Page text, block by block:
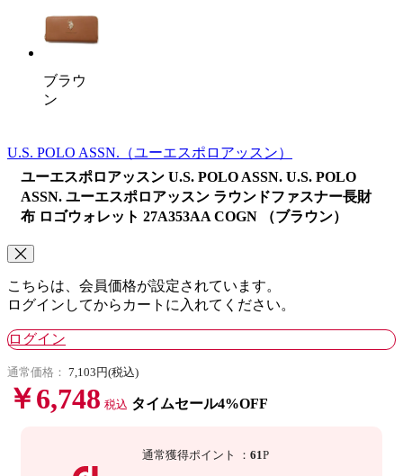
ブラウ
ン
U.S. POLO ASSN. （ユーエスポロアッスン）
ユーエスポロアッスン U.S. POLO ASSN. U.S. POLO
ASSN. ユーエスポロアッスン ラウンドファスナー長財
布 ロゴウォレット 27A353AA COGN （ブラウン）
こちらは、会員価格が設定されています。
ログインしてからカートに入れてください。
ログイン
通常価格： 7,103円(税込)
￥6,748 税込 タイムセール4%OFF
通常獲得ポイント ： 61P